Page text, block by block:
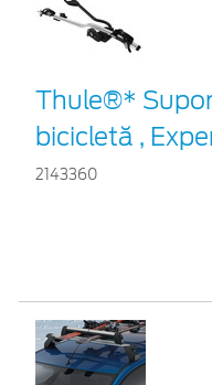
Thule®*
bicicletă ,
2143360